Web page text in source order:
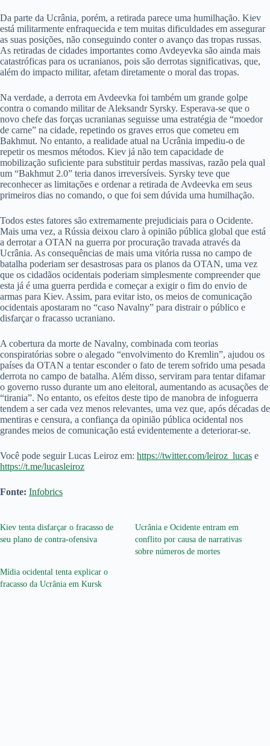
Da parte da Ucrânia, porém, a retirada parece uma humilhação. Kiev
está militarmente enfraquecida e tem muitas dificuldades em assegurar
as suas posições, não conseguindo conter o avanço das tropas russas.
As retiradas de cidades importantes como Avdeyevka são ainda mais
catastróficas para os ucranianos, pois são derrotas significativas, que,
além do impacto militar, afetam diretamente o moral das tropas.
Na verdade, a derrota em Avdeevka foi também um grande golpe
contra o comando militar de Aleksandr Syrsky. Esperava-se que o
novo chefe das forças ucranianas seguisse uma estratégia de “moedor
de carne” na cidade, repetindo os graves erros que cometeu em
Bakhmut. No entanto, a realidade atual na Ucrânia impediu-o de
repetir os mesmos métodos. Kiev já não tem capacidade de
mobilização suficiente para substituir perdas massivas, razão pela qual
um “Bakhmut 2.0” teria danos irreversíveis. Syrsky teve que
reconhecer as limitações e ordenar a retirada de Avdeevka em seus
primeiros dias no comando, o que foi sem dúvida uma humilhação.
Todos estes fatores são extremamente prejudiciais para o Ocidente.
Mais uma vez, a Rússia deixou claro à opinião pública global que está
a derrotar a OTAN na guerra por procuração travada através da
Ucrânia. As consequências de mais uma vitória russa no campo de
batalha poderiam ser desastrosas para os planos da OTAN, uma vez
que os cidadãos ocidentais poderiam simplesmente compreender que
esta já é uma guerra perdida e começar a exigir o fim do envio de
armas para Kiev. Assim, para evitar isto, os meios de comunicação
ocidentais apostaram no “caso Navalny” para distrair o público e
disfarçar o fracasso ucraniano.
A cobertura da morte de Navalny, combinada com teorias
conspiratórias sobre o alegado “envolvimento do Kremlin”, ajudou os
países da OTAN a tentar esconder o fato de terem sofrido uma pesada
derrota no campo de batalha. Além disso, serviram para tentar difamar
o governo russo durante um ano eleitoral, aumentando as acusações de
“tirania”. No entanto, os efeitos deste tipo de manobra de infoguerra
tendem a ser cada vez menos relevantes, uma vez que, após décadas de
mentiras e censura, a confiança da opinião pública ocidental nos
grandes meios de comunicação está evidentemente a deteriorar-se.
Você pode seguir Lucas Leiroz em: https://twitter.com/leiroz_lucas e
https://t.me/lucasleiroz
Fonte: Infobrics
Kiev tenta disfarçar o fracasso de
seu plano de contra-ofensiva
Ucrânia e Ocidente entram em
conflito por causa de narrativas
sobre números de mortes
Mídia ocidental tenta explicar o
fracasso da Ucrânia em Kursk